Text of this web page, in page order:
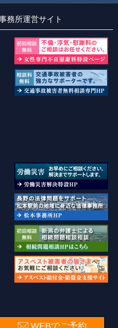
務所運営サイト
WEBでご予約